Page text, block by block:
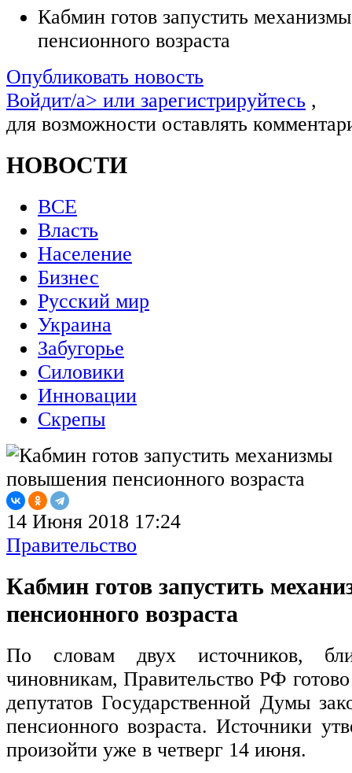
Кабмин готов запустить
пенсионного возраста
Опубликовать новость
Войдит/a> или зарегистрируйтесь ,
для возможности оставлять
НОВОСТИ
ВСЕ
Власть
Население
Бизнес
Русский мир
Украина
Забугорье
Силовики
Инновации
Скрепы
14 Июня 2018 17:24
Правительство
Кабмин готов запустить
пенсионного возраста
По словам двух источников,
чиновникам, Правительство РФ
депутатов Государственной Думы
пенсионного возраста. Источники
произойти уже в четверг 14 июня.